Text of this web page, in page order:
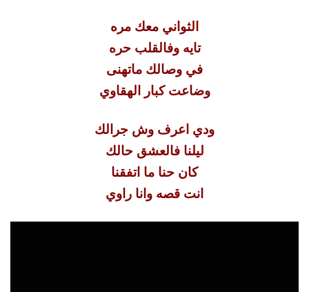
الثواني معك مره
تايه وفالقلب حره
في وصالك ماتهنى
وضاعت كبار الهقاوي
ودي اعرف وش جرالك
ليلنا فالعشق حالك
كان حنا ما اتفقنا
انت قصه وانا راوي